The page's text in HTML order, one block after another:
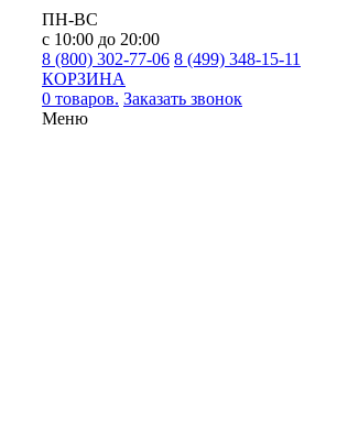
ПН-ВС
с 10:00 до 20:00
8 (800) 302-77-06 8 (499) 348-15-11
КОРЗИНА
0 товаров. Заказать звонок
Меню